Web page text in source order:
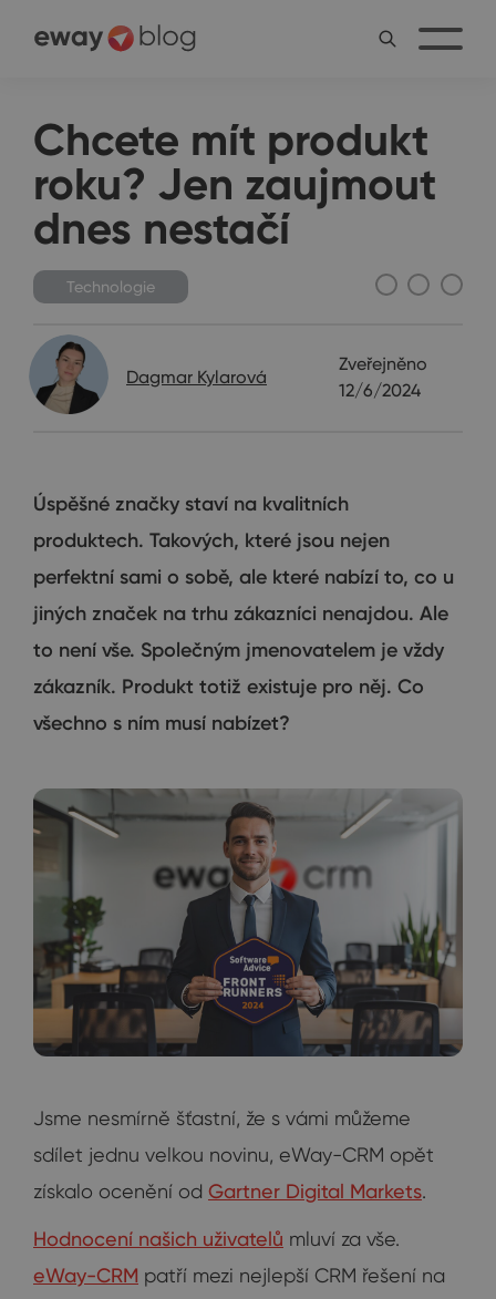
Chcete mít produkt
roku? Jen zaujmout
dnes nestačí
Technologie
Dagmar Kylarová
Zveřejněno
12/6/2024
Úspěšné značky staví na kvalitních
produktech. Takových, které jsou nejen
perfektní sami o sobě, ale které nabízí to, co u
jiných značek na trhu zákazníci nenajdou. Ale
to není vše. Společným jmenovatelem je vždy
zákazník. Produkt totiž existuje pro něj. Co
všechno s ním musí nabízet?
Jsme nesmírně šťastní, že s vámi můžeme
sdílet jednu velkou novinu, eWay-CRM opět
získalo ocenění od Gartner Digital Markets.
Hodnocení našich uživatelů mluví za vše.
eWay-CRM patří mezi nejlepší CRM řešení na